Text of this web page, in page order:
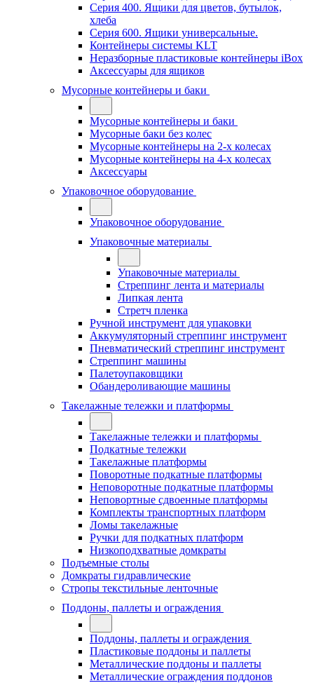
Серия 400. Ящики для цветов, бутылок,
хлеба
Серия 600. Ящики универсальные.
Контейнеры системы KLT
Неразборные пластиковые контейнеры iBox
Аксессуары для ящиков
Мусорные контейнеры и баки
Мусорные контейнеры и баки
Мусорные баки без колес
Мусорные контейнеры на 2-х колесах
Мусорные контейнеры на 4-х колесах
Аксессуары
Упаковочное оборудование
Упаковочное оборудование
Упаковочные материалы
Упаковочные материалы
Стреппинг лента и материалы
Липкая лента
Стретч пленка
Ручной инструмент для упаковки
Аккумуляторный стреппинг инструмент
Пневматический стреппинг инструмент
Стреппинг машины
Палетоупаковщики
Обандероливающие машины
Такелажные тележки и платформы
Такелажные тележки и платформы
Подкатные тележки
Такелажные платформы
Поворотные подкатные платформы
Неповоротные подкатные платформы
Неповортные сдвоенные платформы
Комплекты транспортных платформ
Ломы такелажные
Ручки для подкатных платформ
Низкоподхватные домкраты
Подъемные столы
Домкраты гидравлические
Стропы текстильные ленточные
Поддоны, паллеты и ограждения
Поддоны, паллеты и ограждения
Пластиковые поддоны и паллеты
Металлические поддоны и паллеты
Металлические ограждения поддонов